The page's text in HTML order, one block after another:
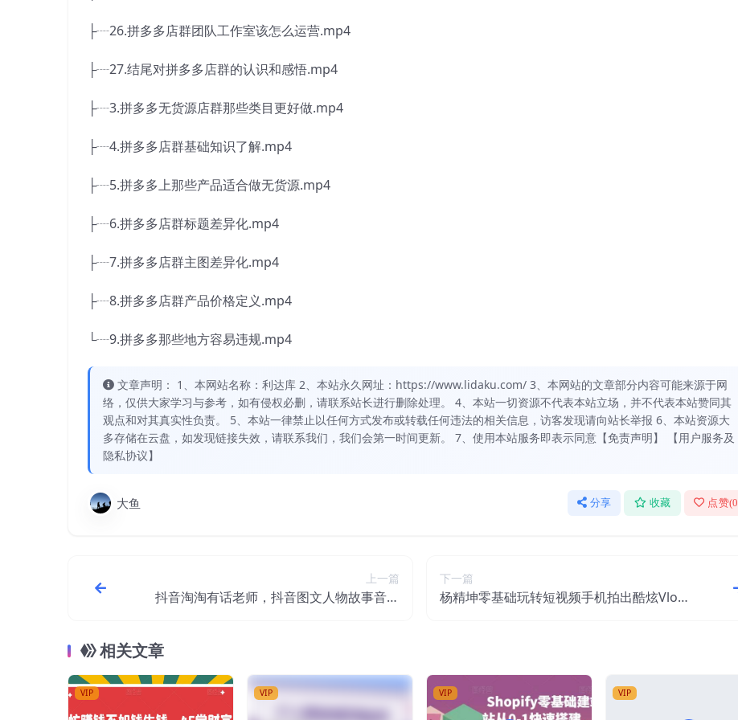
├┈26.拼多多店群团队工作室该怎么运营.mp4
├┈27.结尾对拼多多店群的认识和感悟.mp4
├┈3.拼多多无货源店群那些类目更好做.mp4
├┈4.拼多多店群基础知识了解.mp4
├┈5.拼多多上那些产品适合做无货源.mp4
├┈6.拼多多店群标题差异化.mp4
├┈7.拼多多店群主图差异化.mp4
├┈8.拼多多店群产品价格定义.mp4
└┈9.拼多多那些地方容易违规.mp4
文章声明： 1、本网站名称：利达库 2、本站永久网址：https://www.lidaku.com/ 3、本网站的文章部分内容可能来源于网
络，仅供大家学习与参考，如有侵权必删，请联系站长进行删除处理。 4、本站一切资源不代表本站立场，并不代表本站赞同其
观点和对其真实性负责。 5、本站一律禁止以任何方式发布或转载任何违法的相关信息，访客发现请向站长举报 6、本站资源大
多存储在云盘，如发现链接失效，请联系我们，我们会第一时间更新。 7、使用本站服务即表示同意【免责声明】 【用户服务及
隐私协议】
大鱼 分享 收藏 点赞(0
上一篇
抖音淘淘有话老师，抖音图文人物故事音乐
下一篇
杨精坤零基础玩转短视频手机拍出酷炫Vlo
相关文章
VIP VIP VIP VIP